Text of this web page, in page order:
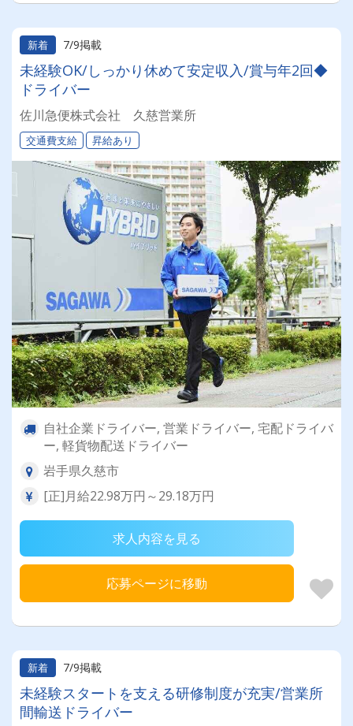
新着 7/9掲載
未経験OK/しっかり休めて安定収入/賞与年2回◆
ドライバー
佐川急便株式会社 久慈営業所
交通費支給 昇給あり
自社企業ドライバー, 営業ドライバー, 宅配ドライバ
ー, 軽貨物配送ドライバー
岩手県久慈市
[正]月給22.98万円～29.18万円
求人内容を見る
応募ページに移動
新着 7/9掲載
未経験スタートを支える研修制度が充実/営業所
間輸送ドライバー